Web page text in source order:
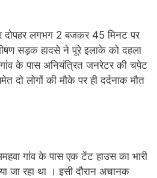
दोपहर लगभग 2 बजकर 45 मिनट पर
सड़क हादसे ने पूरे इलाके को दहला
गांव के पास अनियंत्रित जनरेटर की चपेट
दो लोगों की मौके पर ही दर्दनाक मौत
गांव के पास एक टेंट हाउस का भारी
जा रहा था । इसी दौरान अचानक